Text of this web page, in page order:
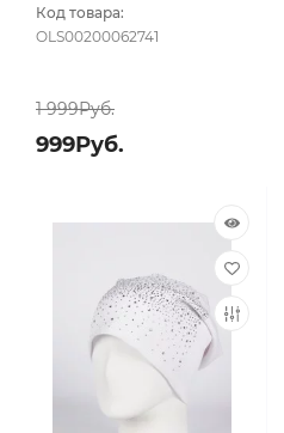
Код товара:
OLS00200062741
1 999Руб.
999Руб.